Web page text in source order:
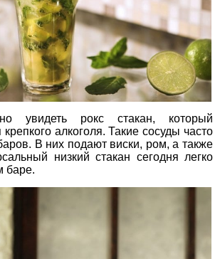
увидеть рокс стакан, который
крепкого алкоголя. Такие сосуды часто
В них подают виски, ром, а также
низкий стакан сегодня легко
баре.